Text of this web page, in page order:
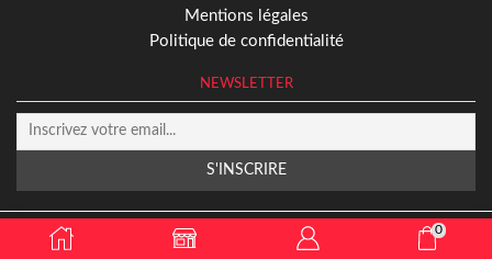
Mentions légales
Politique de confidentialité
NEWSLETTER
2024 © Missplaybros 0